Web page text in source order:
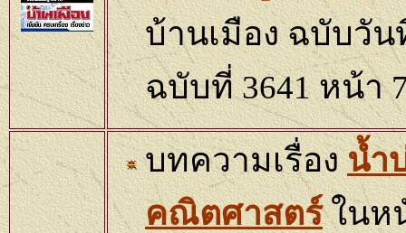
บ้านเมืองฉบับวั
ฉบับที่3641หน้า
บทความเรื่อง น้ำ
คณิตศาสตร์ในห